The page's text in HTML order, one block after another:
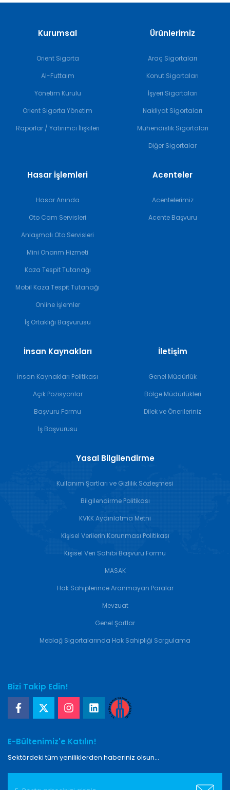
Kurumsal
Orient Sigorta
Al-Futtaim
Yönetim Kurulu
Orient Sigorta Yönetim
Raporlar / Yatırımcı İlişkileri
Ürünlerimiz
Araç Sigortaları
Konut Sigortaları
İşyeri Sigortaları
Nakliyat Sigortaları
Mühendislik Sigortaları
Diğer Sigortalar
Hasar İşlemleri
Hasar Anında
Oto Cam Servisleri
Anlaşmalı Oto Servisleri
Mini Onarım Hizmeti
Kaza Tespit Tutanağı
Mobil Kaza Tespit Tutanağı
Online İşlemler
İş Ortaklığı Başvurusu
Acenteler
Acentelerimiz
Acente Başvuru
İnsan Kaynakları
İnsan Kaynakları Politikası
Açık Pozisyonlar
Başvuru Formu
İş Başvurusu
İletişim
Genel Müdürlük
Bölge Müdürlükleri
Dilek ve Önerileriniz
Yasal Bilgilendirme
Kullanım Şartları ve Gizlilik Sözleşmesi
Bilgilendirme Politikası
KVKK Aydınlatma Metni
Kişisel Verilerin Korunması Politikası
Kişisel Veri Sahibi Başvuru Formu
MASAK
Hak Sahiplerince Aranmayan Paralar
Mevzuat
Genel Şartlar
Meblağ Sigortalarında Hak Sahipliği Sorgulama
Bizi Takip Edin!
E-Bültenimiz'e Katılın!
Sektördeki tüm yeniliklerden haberiniz olsun...